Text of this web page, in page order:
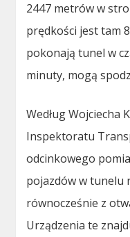
2447 metrów w
prędkości jest tam
pokonają tunel w
minuty, mogą
Według Wojciecha
Inspektoratu
odcinkowego
pojazdów w tunelu
równocześnie z
Urządzenia te